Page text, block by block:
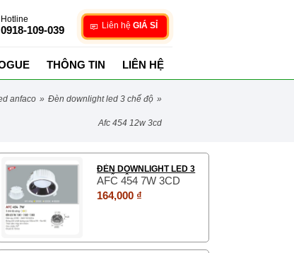
Hotline
0918-109-039 Liên hệ GIÁ SỈ
THÔNG TIN LIÊN HỆ
anfaco » đèn downlight led 3 chế độ »
afc 454 12w 3cd
ĐÈN DOWNLIGHT LED 3
CHẾ ĐỘ
AFC 454 7W 3CD
164,000 ₫